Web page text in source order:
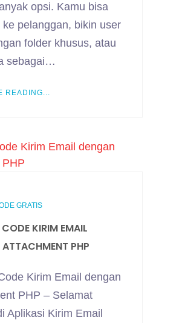
opsi. Kamu bisa
ke pelanggan, bikin user
folder khusus, atau
sebagai…
READING...
GRATIS
KIRIM EMAIL
ATTACHMENT PHP
Kirim Email dengan
PHP – Selamat
Aplikasi Kirim Email